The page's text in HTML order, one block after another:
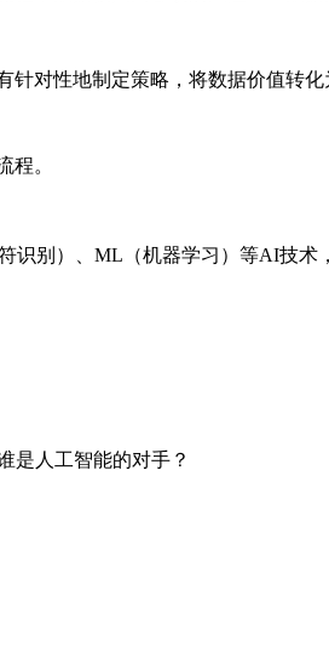
对性地制定策略，将数据价值转
程。
别）、ML（机器学习）等AI技术
是人工智能的对手？